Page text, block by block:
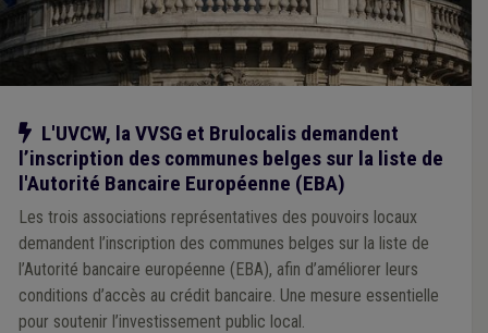
Notre action
L'UVCW, la VVSG et Brulocalis demandent
l’inscription des communes belges sur la liste de
l'Autorité Bancaire Européenne (EBA)
Les trois associations représentatives des pouvoirs locaux
demandent l’inscription des communes belges sur la liste de
l’Autorité bancaire européenne (EBA), afin d’améliorer leurs
conditions d’accès au crédit bancaire. Une mesure essentielle
pour soutenir l’investissement public local.